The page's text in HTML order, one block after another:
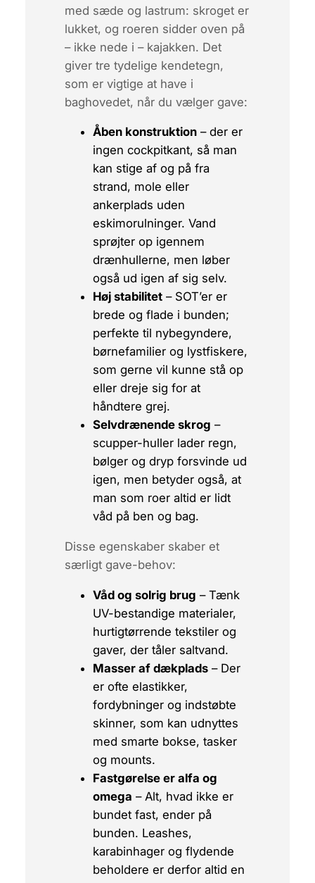
med sæde og lastrum: skroget er
lukket, og roeren sidder oven på
– ikke nede i – kajakken. Det
giver tre tydelige kendetegn,
som er vigtige at have i
baghovedet, når du vælger gave:
Åben konstruktion– der er
ingen cockpitkant, så man
kan stige af og på fra
strand, mole eller
ankerplads uden
eskimorulninger. Vand
sprøjter op igennem
drænhullerne, men løber
også ud igen af sig selv.
Høj stabilitet– SOT’er er
brede og flade i bunden;
perfekte til nybegyndere,
børnefamilier og lystfiskere,
som gerne vil kunne stå op
eller dreje sig for at
håndtere grej.
Selvdrænende skrog –
scupper-huller lader regn,
bølger og dryp forsvinde ud
igen, men betyder også, at
man som roer altid er lidt
våd på ben og bag.
Disse egenskaber skaber et
særligt gave-behov:
Våd og solrig brug – Tænk
UV-bestandige materialer,
hurtigtørrende tekstiler og
gaver, der tåler saltvand.
Masser af dækplads– Der
er ofte elastikker,
fordybninger og indstøbte
skinner, som kan udnyttes
med smarte bokse, tasker
og mounts.
Fastgørelse er alfa og
omega – Alt, hvad ikke er
bundet fast, ender på
bunden. Leashes,
karabinhager og flydende
beholdere er derfor altid en